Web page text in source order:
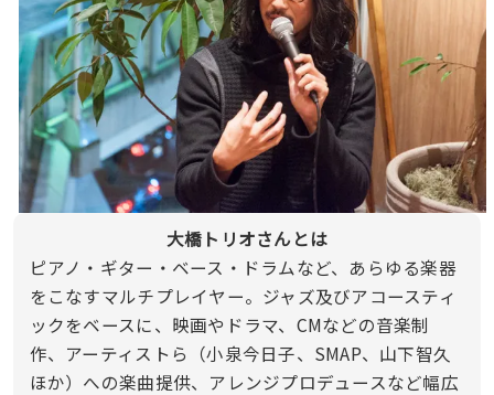
大橋トリオさんとは
ピアノ・ギター・ベース・ドラムなど、あらゆる楽器
をこなすマルチプレイヤー。ジャズ及びアコースティ
ックをベースに、映画やドラマ、CMなどの音楽制
作、アーティストら（小泉今日子、SMAP、山下智久
ほか）への楽曲提供、アレンジプロデュースなど幅広